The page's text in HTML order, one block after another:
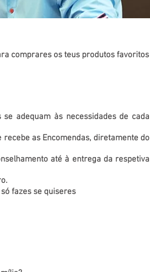
comprares os teus produtos favoritos
adequam às necessidades de cada
as Encomendas, diretamente do
até à entrega da respetiva
fazes se quiseres